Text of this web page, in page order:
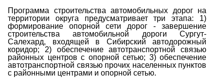
Программа строительства автомобильных дорог на
территории округа предусматривает три этапа: 1)
формирование опорной сети дорог - завершение
строительства автомобильной дороги Сургут-
Салехард, входящей в Сибирский автодорожный
коридор; 2) обеспечение автотранспортной связью
районных центров с опорной сетью; 3) обеспечение
автотранспортной связью прочих населенных пунктов
с районными центрами и опорной сетью.